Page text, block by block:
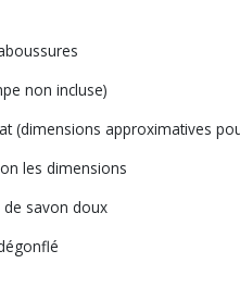
non incluse)
(dimensions approximatives
les dimensions
de savon doux